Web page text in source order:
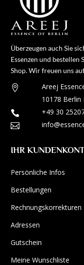
Überzeugen auch Sie
Essenzen und
Shop. Wir freuen uns
 Areej
10178 Berlin
 +49 30

IHR
Persönliche Infos
Bestellungen
Rechnungskorrekturen
Adressen
Gutschein
Meine Wunschliste